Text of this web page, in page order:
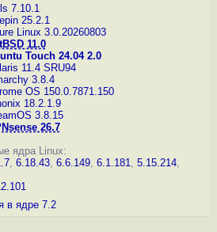
7.10.1
25.2.1
Linux 3.0.20260803
11.0
Touch 24.04 2.0
11.4 SRU94
3.8.4
OS 150.0.7871.150
18.2.1.9
3.8.15
26.7
ядра Linux:
, 6.18.43, 6.6.149, 6.1.181, 5.15.214,
в ядре 7.2